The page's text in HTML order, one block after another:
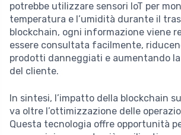
potrebbe utilizzare sensori IoT per
temperatura e l’umidità durante il
blockchain, ogni informazione viene
essere consultata facilmente,
prodotti danneggiati e aumentando
del cliente.
In sintesi, l’impatto della blockchain
va oltre l’ottimizzazione delle
Questa tecnologia offre opportunità